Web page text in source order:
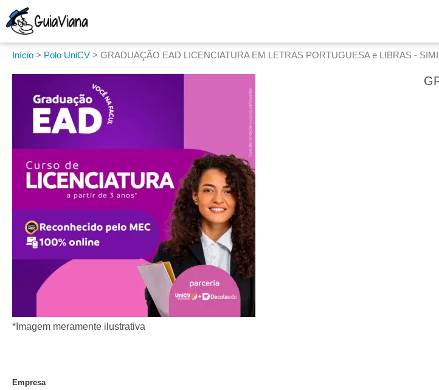
Início > Polo UniCV > GRADUAÇÃO EAD LICENCIATURA EM LETRAS PORTUGUESA e LIBRAS - SIMI
*Imagem meramente ilustrativa
Empresa